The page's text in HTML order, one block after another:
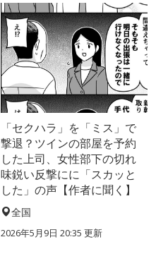
「セクハラ」を「ミス」で
撃退？ツインの部屋を予約
した上司、女性部下の切れ
味鋭い反撃にに「スカッと
した」の声【作者に聞く】
全国
2026年5月9日 20:35 更新